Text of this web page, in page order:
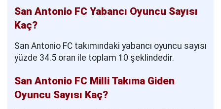
San Antonio FC Yabancı Oyuncu Sayısı
Kaç?
San Antonio FC takımındaki yabancı oyuncu sayısı
yüzde 34.5 oran ile toplam 10 şeklindedir.
San Antonio FC Milli Takıma Giden
Oyuncu Sayısı Kaç?